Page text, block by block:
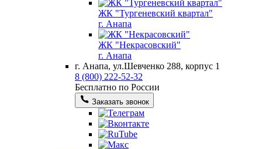
ЖК "Тургеневский квартал"
г. Анапа
ЖК "Некрасовский"
г. Анапа
г. Анапа, ул.Шевченко 288, корпус 1
8 (800) 222-52-32
Бесплатно по России
Заказать звонок